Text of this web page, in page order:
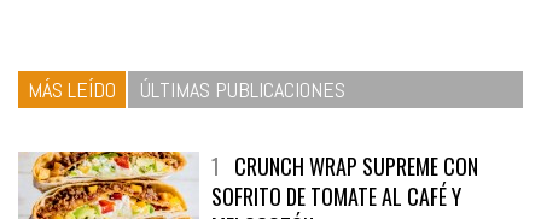
MÁS LEÍDO ÚLTIMAS PUBLICACIONES
1 CRUNCH WRAP SUPREME CON
SOFRITO DE TOMATE AL CAFÉ Y